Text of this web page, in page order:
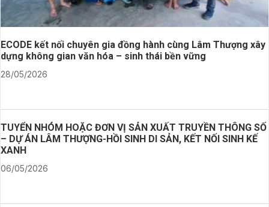
ECODE kết nối chuyên gia đồng hành cùng Lâm Thượng xây
dựng không gian văn hóa – sinh thái bền vững
28/05/2026
TUYỂN NHÓM HOẶC ĐƠN VỊ SẢN XUẤT TRUYỀN THÔNG SỐ
– DỰ ÁN LÂM THƯỢNG-HỒI SINH DI SẢN, KẾT NỐI SINH KẾ
XANH
06/05/2026